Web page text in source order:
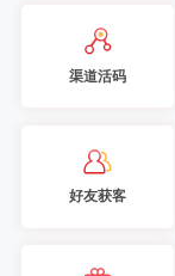
渠道活码
好友获客